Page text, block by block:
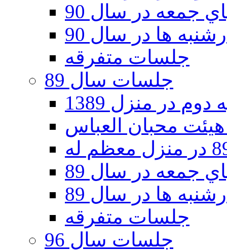
جمعه در سال 90
ها در سال 90
جلسات متفرقه
جلسات سال 89
در منزل 1389
جمعه در سال 89
ها در سال 89
جلسات متفرقه
جلسات سال 96